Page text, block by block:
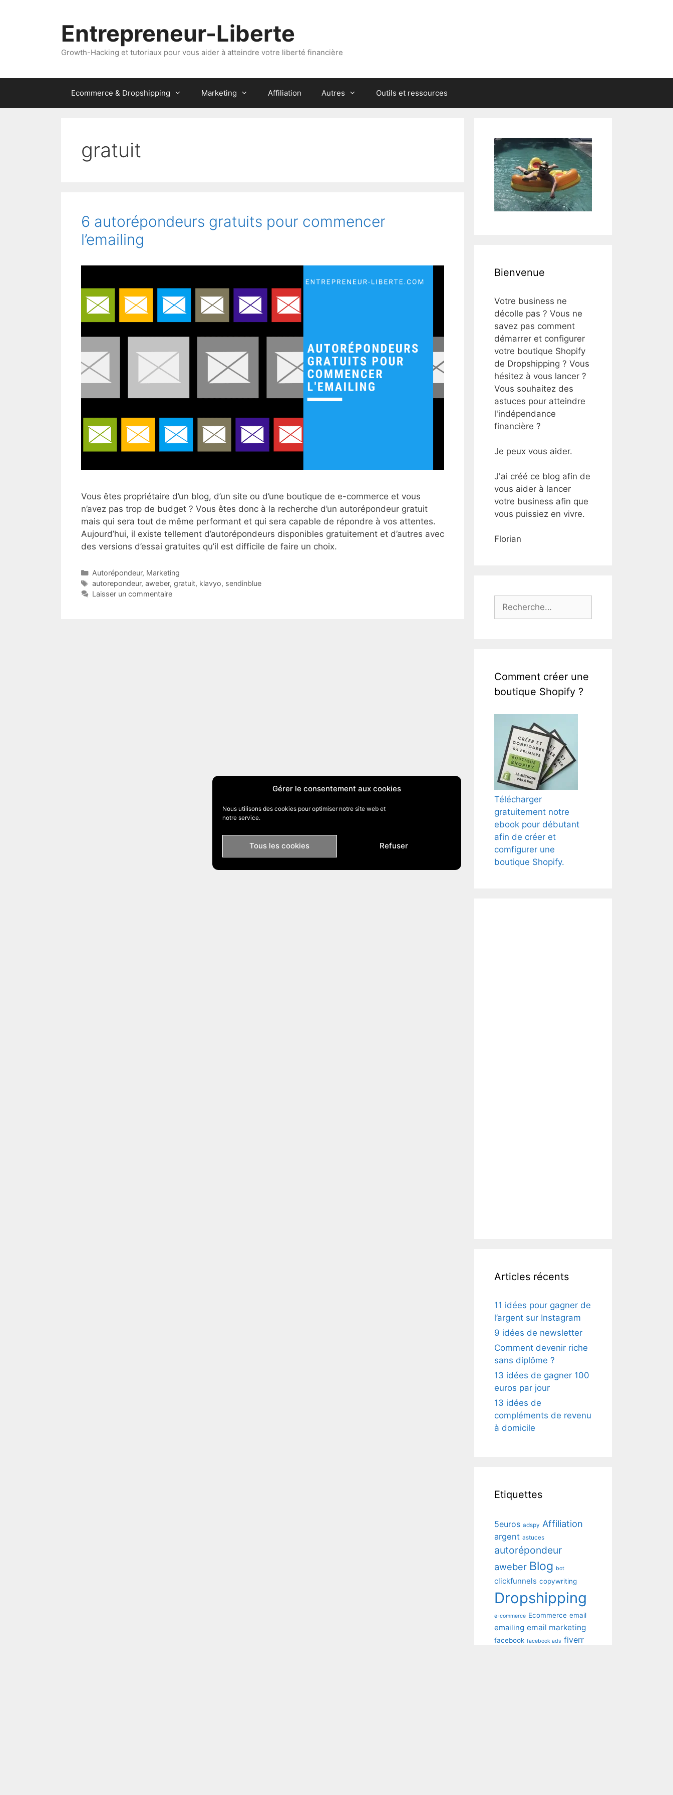
Gérer le consentement aux cookies
Nous utilisons des cookies pour optimiser notre site web et
notre service.
Tous les cookies Refuser
Entrepreneur-Liberte
Growth-Hacking et tutoriaux pour vous aider à atteindre votre liberté financière
Ecommerce & Dropshipping Marketing Affiliation Autres Outils et ressources
gratuit
6 autorépondeurs gratuits pour commencer
l’emailing
Vous êtes propriétaire d’un blog, d’un site ou d’une boutique de e-commerce et vous
n’avez pas trop de budget ? Vous êtes donc à la recherche d’un autorépondeur gratuit
mais qui sera tout de même performant et qui sera capable de répondre à vos attentes.
Aujourd’hui, il existe tellement d’autorépondeurs disponibles gratuitement et d’autres avec
des versions d’essai gratuites qu’il est difficile de faire un choix.
Catégories
Autorépondeur, Marketing
Étiquettes
autorepondeur, aweber, gratuit, klavyo, sendinblue
Laisser un commentaire
Bienvenue
Votre business ne
décolle pas ? Vous ne
savez pas comment
démarrer et configurer
votre boutique Shopify
de Dropshipping ? Vous
hésitez à vous lancer ?
Vous souhaitez des
astuces pour atteindre
l'indépendance
financière ?
Je peux vous aider.
J'ai créé ce blog afin de
vous aider à lancer
votre business afin que
vous puissiez en vivre.
Florian
Rechercher :
Comment créer une
boutique Shopify ?
Télécharger
gratuitement notre
ebook pour débutant
afin de créer et
comfigurer une
boutique Shopify.
Articles récents
11 idées pour gagner de
l’argent sur Instagram
9 idées de newsletter
Comment devenir riche
sans diplôme ?
13 idées de gagner 100
euros par jour
13 idées de
compléments de revenu
à domicile
Etiquettes
5euros adspy Affiliation
argent astuces
autorépondeur
aweber Blog bot
clickfunnels copywriting
Dropshipping
e-commerce Ecommerce email
emailing email marketing
facebook facebook ads fiverr